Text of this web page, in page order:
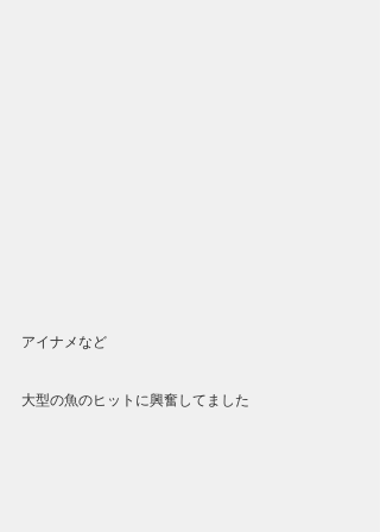
アイナメなど
大型の魚のヒットに興奮してました